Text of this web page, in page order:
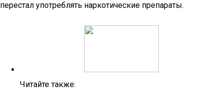
перестал употреблять наркотические препараты.
Читайте также: